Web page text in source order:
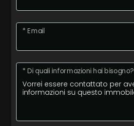
* Email
* Di quali informazioni hai bisogno?
Posto auto/Box
Balcone/Terrazzo
Ascensore